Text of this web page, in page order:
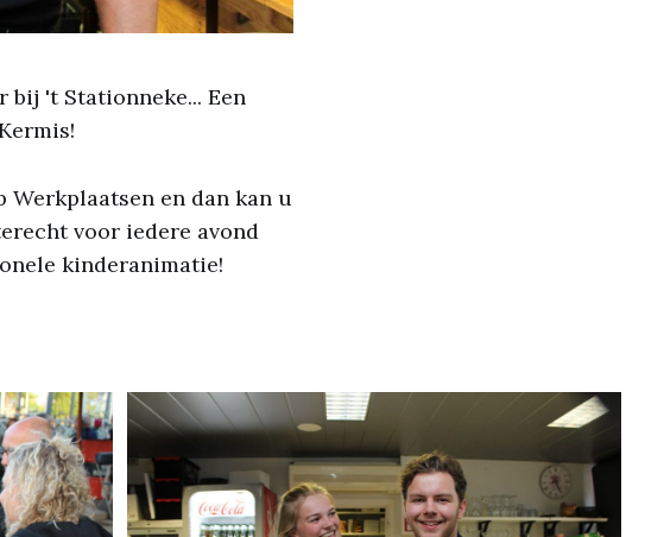
't Stationneke... Een
Werkplaatsen en dan kan u
voor iedere avond
kinderanimatie!